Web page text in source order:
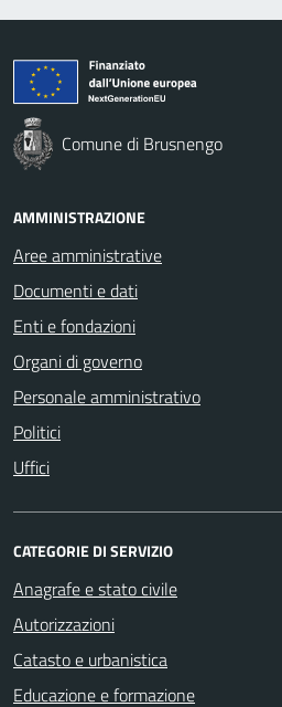
Comune di Brusnengo
AMMINISTRAZIONE
Aree amministrative
Documenti e dati
Enti e fondazioni
Organi di governo
Personale amministrativo
Politici
Uffici
CATEGORIE DI SERVIZIO
Anagrafe e stato civile
Autorizzazioni
Catasto e urbanistica
Educazione e formazione